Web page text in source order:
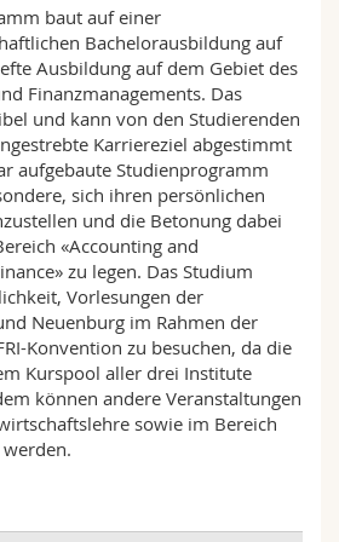
Fak.
baut auf einer
Bachelorausbildung auf
Ausbildung auf dem Gebiet des
Finanzmanagements. Das
und kann von den Studierenden
Karriereziel abgestimmt
aufgebaute Studienprogramm
sich ihren persönlichen
und die Betonung dabei
«Accounting and
zu legen. Das Studium
Vorlesungen der
Neuenburg im Rahmen der
Konvention zu besuchen, da die
Kurspool aller drei Institute
können andere Veranstaltungen
sowie im Bereich